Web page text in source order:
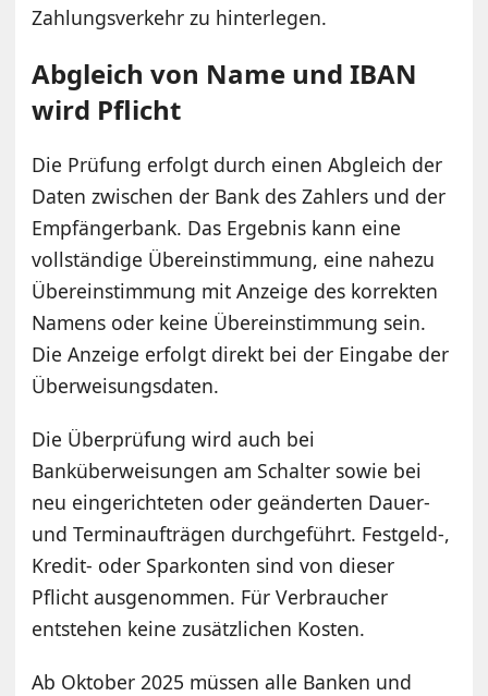
Zahlungsverkehr zu hinterlegen.
Abgleich von Name und IBAN
wird Pflicht
Die Prüfung erfolgt durch einen Abgleich der
Daten zwischen der Bank des Zahlers und der
Empfängerbank. Das Ergebnis kann eine
vollständige Übereinstimmung, eine nahezu
Übereinstimmung mit Anzeige des korrekten
Namens oder keine Übereinstimmung sein.
Die Anzeige erfolgt direkt bei der Eingabe der
Überweisungsdaten.
Die Überprüfung wird auch bei
Banküberweisungen am Schalter sowie bei
neu eingerichteten oder geänderten Dauer-
und Terminaufträgen durchgeführt. Festgeld-,
Kredit- oder Sparkonten sind von dieser
Pflicht ausgenommen. Für Verbraucher
entstehen keine zusätzlichen Kosten.
Ab Oktober 2025 müssen alle Banken und